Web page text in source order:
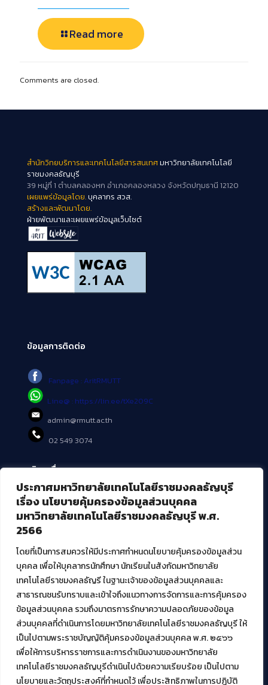
ประกาศมหาวิทยาลัยเทคโนโลยีราชมงคลธัญบุรี
เรื่อง นโยบายคุ้มครองข้อมูลส่วนบุคคล
มหาวิทยาลัยเทคโนโลยีราชมงคลธัญบุรี พ.ศ.
2566
โดยที่เป็นการสมควรให้มีประกาศกำหนดนโยบายคุ้มครองข้อมูลส่วน
บุคคล เพื่อให้บุคลากรนักศึกษา นักเรียนในสังกัดมหาวิทยาลัย
เทคโนโลยีราชมงคลธัญรี ในฐานะเจ้าของข้อมูลส่วนบุคคลและ
สาธารณชนรับทราบและเข้าใจถึงแนวทางการจัดการและการคุ้มครอง
ข้อมูลส่วนบุคคล รวมถึงมาตรการรักษาความปลอดภัยของข้อมูล
ส่วนบุคคลที่ดำเนินการโดยมหาวิทยาลัยเทคโนโลยีราชมงคลธัญบุรี ให้
เป็นไปตามพระราชบัญญัติคุ้มครองข้อมูลส่วนบุคคล พ.ศ. ๒๕๖๖
เพื่อให้การบริหารราชการและการดำเนินงานของมหาวิทยาลัย
เทคโนโลยีราชมงคลธัญบุรีดำเนินไปด้วยความเรียบร้อย เป็นไปตาม
นโยบายและวัตถุประสงค์ที่กำหนดไว้ เพื่อประสิทธิภาพในการปฏิบัติ
Read more
Comments are closed.
สำนักวิทยบริการและเทคโนโลยีสารสนเทศมหาวิทยาลัยเทคโนโลยี
ราชมงคลธัญบุรี
39 หมู่ที่ 1 ตำบลคลองหก อำเภอคลองหลวง จังหวัดปทุมธานี 12120
เผยแพร่ข้อมูลโดย.บุคลากร สวส.
สร้างและพัฒนาโดย.
ฝ่ายพัฒนาและเผยแพร่ข้อมูลเว็บไซต์
ข้อมูลการติดต่อ
Fanpage : AritRMUTT
Line@ : https://lin.ee/tXe209C
admin@rmutt.ac.th
02 549 3074
บริการอื่นๆ ของ สวส.
ศูนย์สื่อดิจิทัล
ศูนย์นวัตกรรมและความรู้
ศูนย์พัฒนาและบริการนวัตกรรมดิจิทัล
สมัยใหม่ (MoSeC)
งานบริการวิชาการให้กับหน่วยงานภายนอก
โครงการส่งเสริมและพัฒนาผู้ประกอบการ SME โดย. มทร.ธัญบุรี
กิจกรรมการเชื่อมโยงเครือข่ายผู้ให้บริการเครื่องจักรกลทางการ
เกษตร ภายใต้โครงการส่งเสริมการรแปรรูปสินค้าเกษตรระดับชุมชน
กรมส่งเสริมอุตสาหกรรม
โครงการยกระดับเศรษฐกิจและสังคมรายตำบลแบบบูรณาการ (1
ตำบล 1 มหาวิทยาลัย)